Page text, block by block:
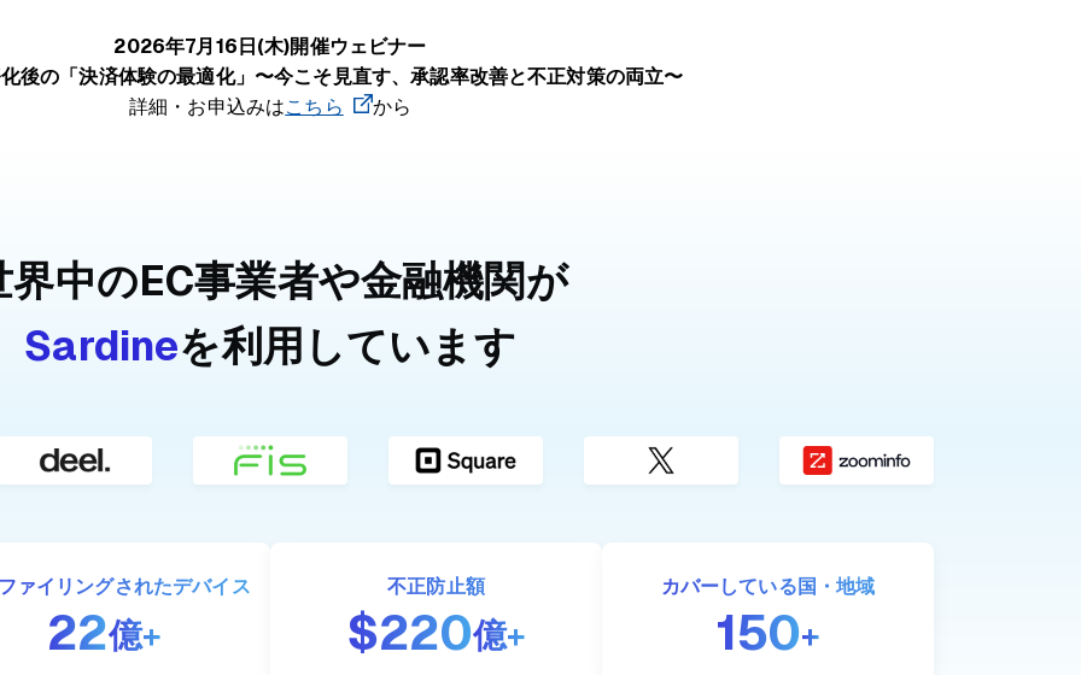
2026年7月16日(木)開催ウェビナー
後の「決済体験の最適化」〜今こそ見直す、承認率改善と不正対策の両立〜
詳細・お申込みはこちら から
界中のEC事業者や金融機関が
Sardineを利用しています
ァイリングされたデバイス
22億+
不正防止額
$220億+
カバーしている国・地域
150+